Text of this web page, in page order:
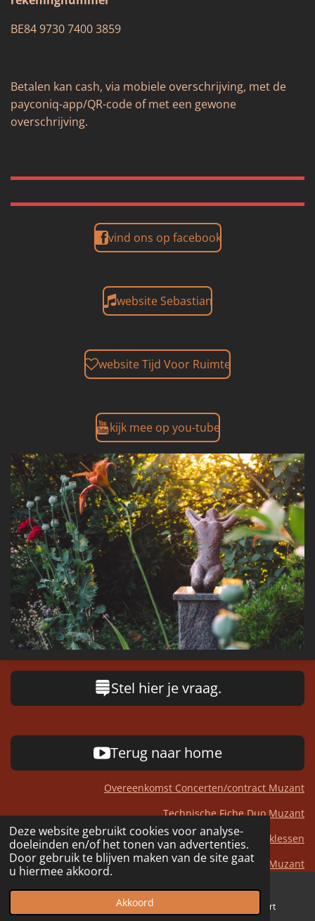
Deze website gebruikt cookies voor analyse-
doeleinden en/of het tonen van advertenties.
Door gebruik te blijven maken van de site gaat
u hiermee akkoord.
Akkoord
BE84 9730 7400 3859
Betalen kan cash, via mobiele overschrijving, met de
payconiq-app/QR-code of met een gewone
overschrijving.
vind ons op facebook
website Sebastian
website Tijd Voor Ruimte
kijk mee op you-tube
Stel hier je vraag.
Terug naar home
Overeenkomst Concerten/contract Muzant
Technische Fiche Duo Muzant
Inschrijving Muzieklessen
Privacy Verklaring Muzant
inschrijving klei 2026 - 2027Telefoonnummer Kaart